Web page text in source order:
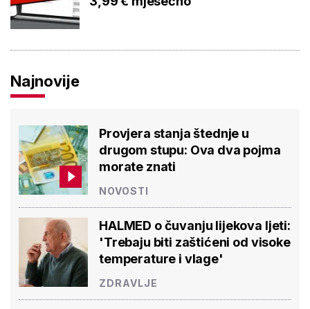
Najnovije
Provjera stanja štednje u
drugom stupu: Ova dva pojma
morate znati
NOVOSTI
HALMED o čuvanju lijekova ljeti:
'Trebaju biti zaštićeni od visoke
temperature i vlage'
ZDRAVLJE